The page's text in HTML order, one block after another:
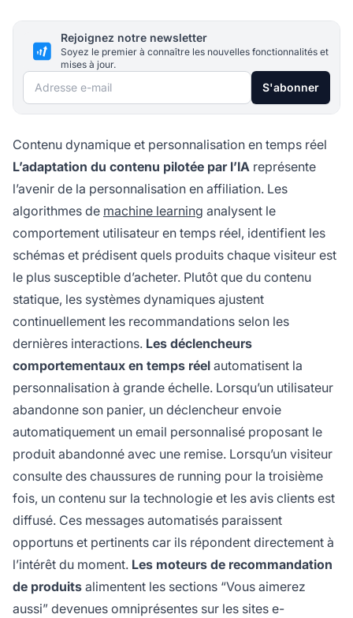
Rejoignez notre newsletter
Soyez le premier à connaître les nouvelles fonctionnalités et
mises à jour.
Adresse e-mail S'abonner
Contenu dynamique et personnalisation en temps réel
L’adaptation du contenu pilotée par l’IA représente
l’avenir de la personnalisation en affiliation. Les
algorithmes de machine learning analysent le
comportement utilisateur en temps réel, identifient les
schémas et prédisent quels produits chaque visiteur est
le plus susceptible d’acheter. Plutôt que du contenu
statique, les systèmes dynamiques ajustent
continuellement les recommandations selon les
dernières interactions. Les déclencheurs
comportementaux en temps réel automatisent la
personnalisation à grande échelle. Lorsqu’un utilisateur
abandonne son panier, un déclencheur envoie
automatiquement un email personnalisé proposant le
produit abandonné avec une remise. Lorsqu’un visiteur
consulte des chaussures de running pour la troisième
fois, un contenu sur la technologie et les avis clients est
diffusé. Ces messages automatisés paraissent
opportuns et pertinents car ils répondent directement à
l’intérêt du moment. Les moteurs de recommandation
de produits alimentent les sections “Vous aimerez
aussi” devenues omniprésentes sur les sites e-